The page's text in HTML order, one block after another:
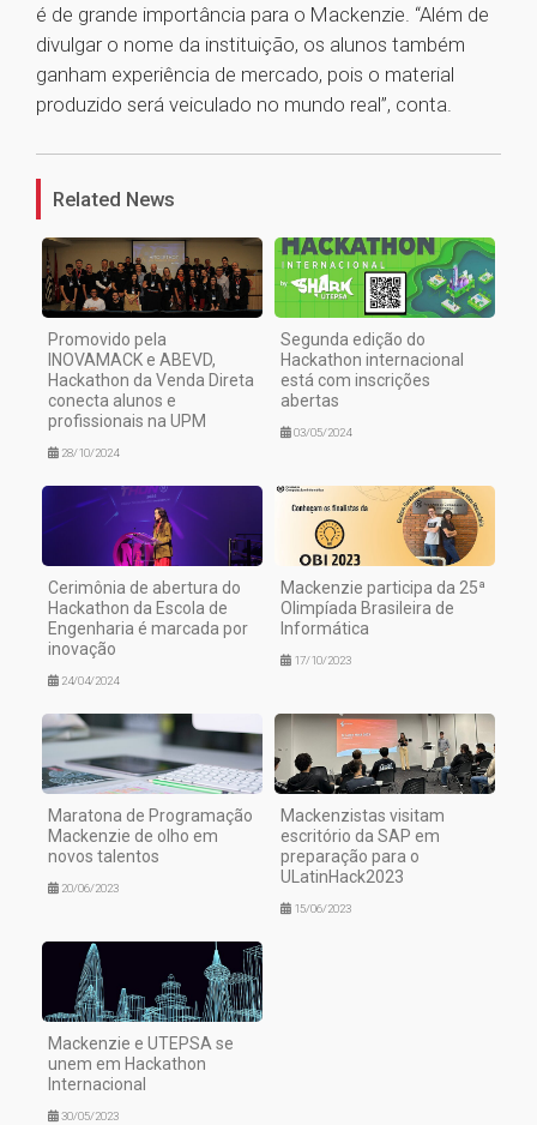
é de grande importância para o Mackenzie. “Além de
divulgar o nome da instituição, os alunos também
ganham experiência de mercado, pois o material
produzido será veiculado no mundo real”, conta.
1
Related News
Promovido pela
INOVAMACK e ABEVD,
Hackathon da Venda Direta
conecta alunos e
profissionais na UPM
28/10/2024
Segunda edição do
Hackathon internacional
está com inscrições
abertas
03/05/2024
Cerimônia de abertura do
Hackathon da Escola de
Engenharia é marcada por
inovação
24/04/2024
Mackenzie participa da 25ª
Olimpíada Brasileira de
Informática
17/10/2023
Maratona de Programação
Mackenzie de olho em
novos talentos
20/06/2023
Mackenzistas visitam
escritório da SAP em
preparação para o
ULatinHack2023
15/06/2023
Mackenzie e UTEPSA se
unem em Hackathon
Internacional
30/05/2023